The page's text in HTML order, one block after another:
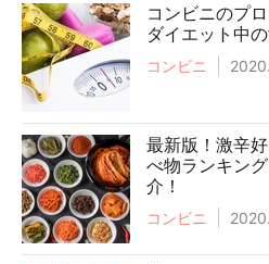
コンビニのプ
ダイエット中
コンビニ
最新版！激辛
べ物ランキン
介！
コンビニ